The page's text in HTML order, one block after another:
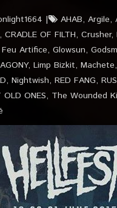
AHAB, Argile,
, CRADLE OF FILTH, Crusher,
Feu Artifice, Glowsun,
, Limp Bizkit, Machete,
, Nightwish, RED FANG,
OLD ONES, The Wounded